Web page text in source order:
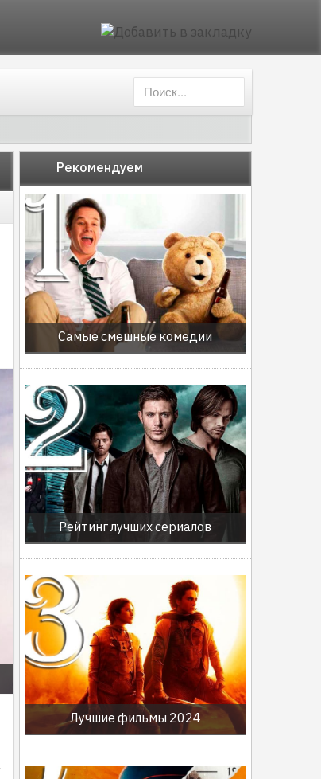
Рекомендуем
Самые смешные комедии
Рейтинг лучших сериалов
Лучшие фильмы 2024